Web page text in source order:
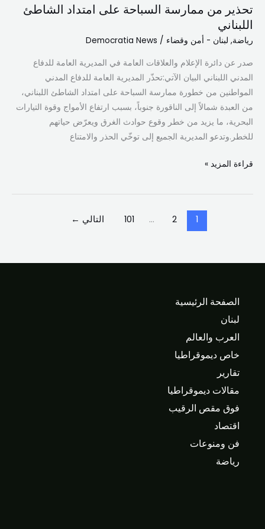
تحذير من ممارسة السباحة على امتداد الشاطئ
اللبناني
رياضة, لبنان - أمن وقضاء /
Democratia News
صدر عن دائرة الإعلام والعلاقات العامة في المديرية العامة للدفاع
المدني اللبناني البيان الآتي:تحذّر المديرية العامة للدفاع المدني
المواطنين من خطورة ممارسة السباحة على امتداد الشاطئ اللبناني،
من العبدة شمالاً إلى الناقورة جنوباً، بسبب ارتفاع الأمواج وقوة التيارات
البحرية، ما يزيد من خطر وقوع حوادث الغرق ويعرّض حياتهم
للخطر.وتدعو المديرية الجميع إلى توخّي الحذر والامتناع
قراءة المزيد »
1
2
…
101 التالي ←
الصفحة الرئيسية
لبنان
العرب والعالم
خاص ديموقراطيا
تقارير
مقالات ديموقراطيا
فوق مقص الرقيب
اقتصاد
فن ومنوعات
رياضة